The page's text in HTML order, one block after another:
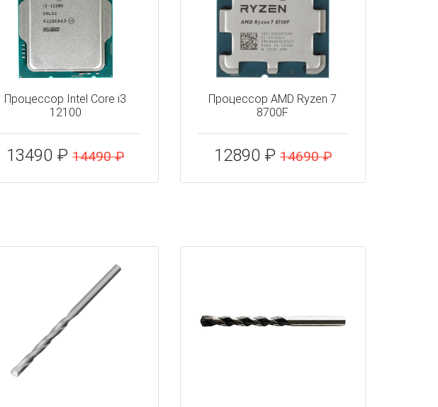
Процессор Intel Core i3
12100
13490 ₽14490 ₽
Процессор AMD Ryzen 7
8700F
12890 ₽14690 ₽